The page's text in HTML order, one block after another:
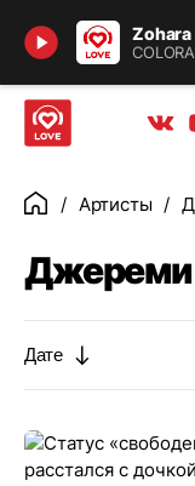
Zohara
Найти
ГлавнаяАртисты
Джереми
Дате